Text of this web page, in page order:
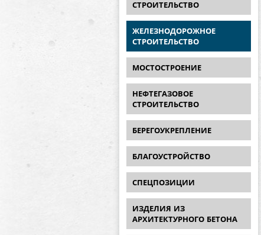
СТРОИТЕЛЬСТВО
ЖЕЛЕЗНОДОРОЖНОЕ
СТРОИТЕЛЬСТВО
МОСТОСТРОЕНИЕ
НЕФТЕГАЗОВОЕ
СТРОИТЕЛЬСТВО
БЕРЕГОУКРЕПЛЕНИЕ
БЛАГОУСТРОЙСТВО
СПЕЦПОЗИЦИИ
ИЗДЕЛИЯ ИЗ
АРХИТЕКТУРНОГО БЕТОНА